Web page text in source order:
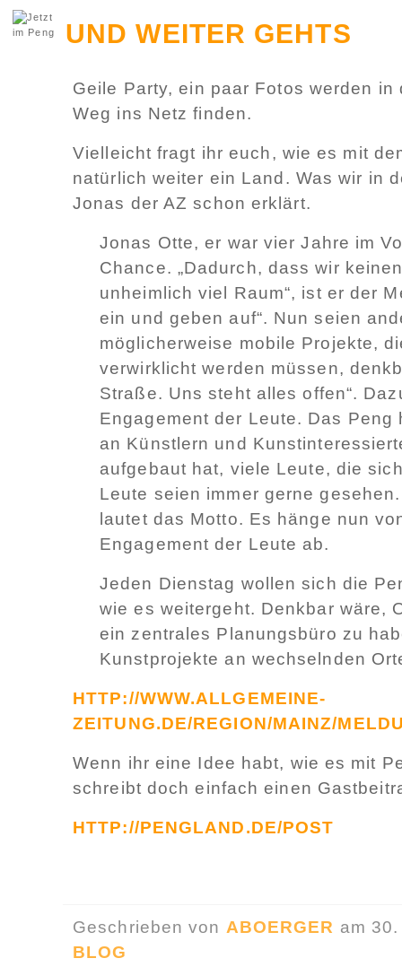
UND WEITER GEHTS
Geile Party, ein paar Fotos werden
Weg ins Netz finden.
Vielleicht fragt ihr euch, wie es mit
natürlich weiter ein Land. Was wir in
Jonas der AZ schon erklärt.
Jonas Otte, er war vier Jahre im
Chance. „Dadurch, dass wir
unheimlich viel Raum“, ist er der
ein und geben auf“. Nun seien
möglicherweise mobile Projekte,
verwirklicht werden müssen,
Straße. Uns steht alles offen“.
Engagement der Leute. Das
an Künstlern und
aufgebaut hat, viele Leute, die
Leute seien immer gerne
lautet das Motto. Es hänge nun
Engagement der Leute ab.
Jeden Dienstag wollen sich die
wie es weitergeht. Denkbar wäre,
ein zentrales Planungsbüro zu
Kunstprojekte an wechselnden
HTTP://WWW.ALLGEMEINE-
ZEITUNG.DE/REGION/MAINZ/
Wenn ihr eine Idee habt, wie es mit
schreibt doch einfach einen
HTTP://PENGLAND.DE/POST
Geschrieben von ABOERGER am
BLOG